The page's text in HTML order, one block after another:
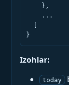
    },
    ...
}
Izohlar:
today